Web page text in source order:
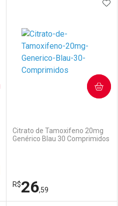
Laboratório
Comprar sem Desconto
Por R$ 30,59/cada
Por Menos
Por R$ 30,59/cada
AOS FAVORITOS
Citrato de Tamoxifeno 20mg
Genérico Blau 30 Comprimidos
R$26,59
COMPRAR